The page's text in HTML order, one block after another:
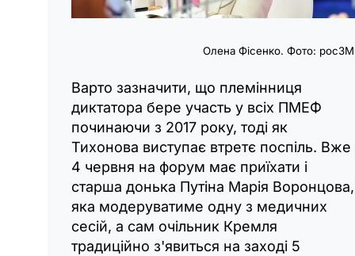
Олена Фісенко. Фото:
Варто зазначити, що племінниця
диктатора бере участь у всіх ПМЕФ
починаючи з 2017 року, тоді як
Тихонова виступає втретє поспіль. Вже
4 червня на форум має приїхати і
старша донька Путіна Марія Воронцова,
яка модеруватиме одну з медичних
сесій, а сам очільник Кремля
традиційно з'явиться на заході 5